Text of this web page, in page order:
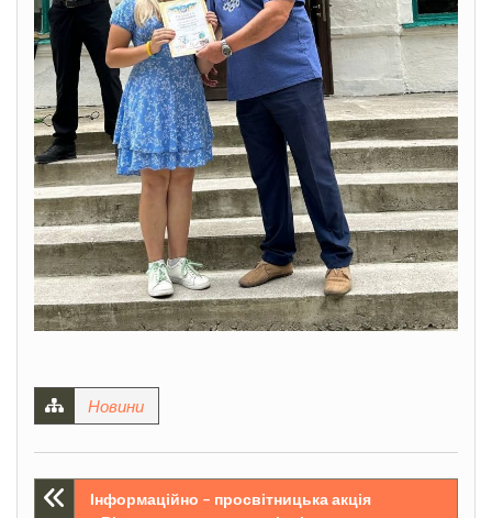
Новини
Навігація
Інформаційно – просвітницька акція